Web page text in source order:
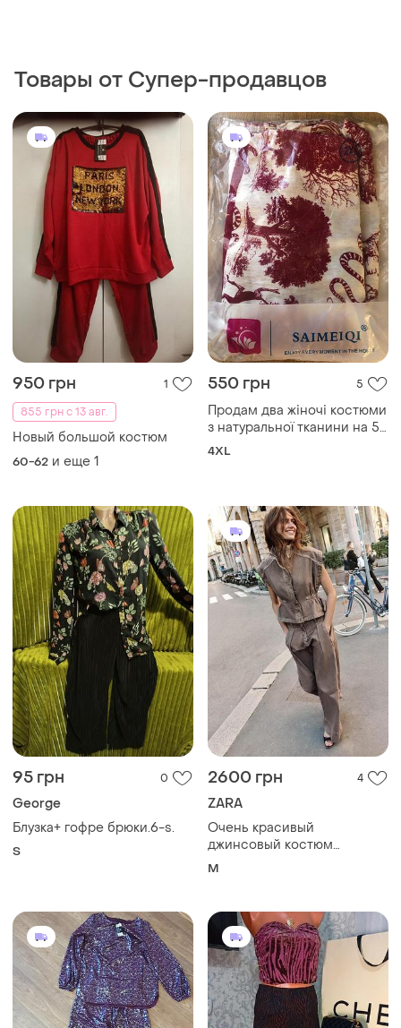
Товары от Супер-продавцов
950 грн
1
855 грн с 13 авг.
Новый большой костюм
60-62 и еще 1
550 грн 5
Продам два жіночі костюми
з натуральної тканини на 56
розмір
4XL
95 грн 0
George
Блузка+ гофре брюки.6-s.
S
2600 грн 4
ZARA
Очень красивый
джинсовый костюм
комплект zara жилет и
M